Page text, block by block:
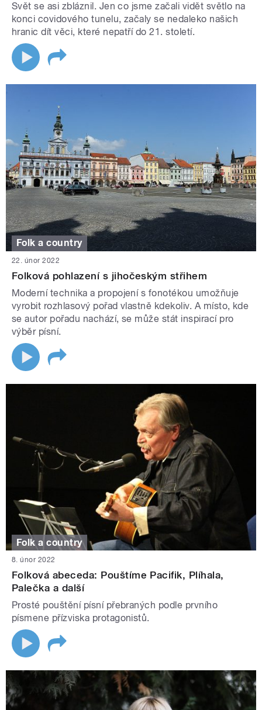
Svět se asi zbláznil. Jen co jsme začali vidět světlo na
konci covidového tunelu, začaly se nedaleko našich
hranic dít věci, které nepatří do 21. století.
Folk a country
22. únor 2022
Folková pohlazení s jihočeským střihem
Moderní technika a propojení s fonotékou umožňuje
vyrobit rozhlasový pořad vlastně kdekoliv. A místo, kde
se autor pořadu nachází, se může stát inspirací pro
výběr písní.
Folk a country
8. únor 2022
Folková abeceda: Pouštíme Pacifik, Plíhala,
Palečka a další
Prosté pouštění písní přebraných podle prvního
písmene přízviska protagonistů.